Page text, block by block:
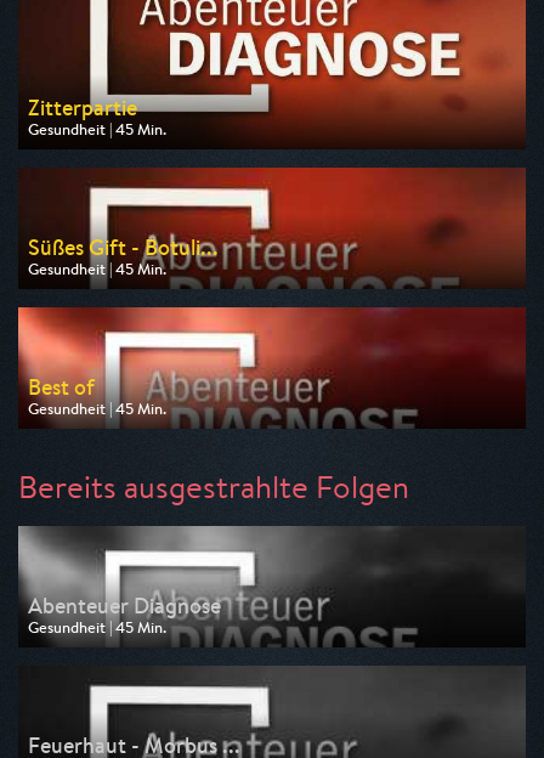
Zitterpartie
Gesundheit | 45 Min.
Ausgestrahlt von HR
am 10.08.2026, 20:15
Süßes Gift - Botuli...
Gesundheit | 45 Min.
Ausgestrahlt von HR
am 17.08.2026, 20:15
Best of
Gesundheit | 45 Min.
Ausgestrahlt von Tagesschau24
Bereits ausgestrahlte Folgen
Abenteuer Diagnose
Gesundheit | 45 Min.
Ausgestrahlt von NDR
am 04.08.2026, 20:15
Feuerhaut - Morbus ...